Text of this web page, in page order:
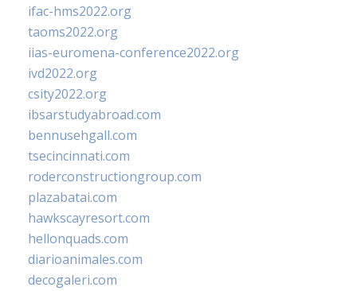
ifac-hms2022.org
taoms2022.org
iias-euromena-conference2022.org
ivd2022.org
csity2022.org
ibsarstudyabroad.com
bennusehgall.com
tsecincinnati.com
roderconstructiongroup.com
plazabatai.com
hawkscayresort.com
hellonquads.com
diarioanimales.com
decogaleri.com